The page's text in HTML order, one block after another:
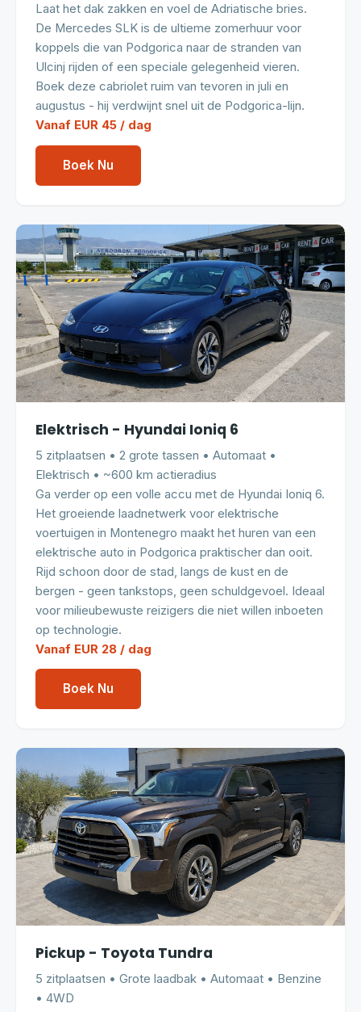
Laat het dak zakken en voel de Adriatische bries.
De Mercedes SLK is de ultieme zomerhuur voor
koppels die van Podgorica naar de stranden van
Ulcinj rijden of een speciale gelegenheid vieren.
Boek deze cabriolet ruim van tevoren in juli en
augustus - hij verdwijnt snel uit de Podgorica-lijn.
Vanaf EUR 45 / dag
Boek Nu
Elektrisch - Hyundai Ioniq 6
5 zitplaatsen • 2 grote tassen • Automaat •
Elektrisch • ~600 km actieradius
Ga verder op een volle accu met de Hyundai Ioniq 6.
Het groeiende laadnetwerk voor elektrische
voertuigen in Montenegro maakt het huren van een
elektrische auto in Podgorica praktischer dan ooit.
Rijd schoon door de stad, langs de kust en de
bergen - geen tankstops, geen schuldgevoel. Ideaal
voor milieubewuste reizigers die niet willen inboeten
op technologie.
Vanaf EUR 28 / dag
Boek Nu
Pickup - Toyota Tundra
5 zitplaatsen • Grote laadbak • Automaat • Benzine
• 4WD